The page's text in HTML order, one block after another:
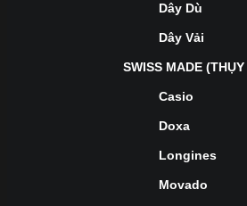
Dây Dù
Dây Vải
SWISS MADE (THỤY
Casio
Doxa
Longines
Movado